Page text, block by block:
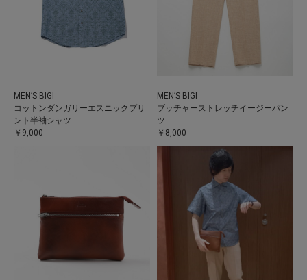
MEN’S BIGI
コットンダンガリーエスニックプリ
ント半袖シャツ
￥9,000
MEN’S BIGI
ブッチャーストレッチイージーパン
ツ
￥8,000